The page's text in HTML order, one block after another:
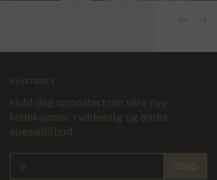
NYHETSBREV
Hold deg oppdatert om våre nye
kolleksjoner, ryddesalg og andre
spesialtilbud.